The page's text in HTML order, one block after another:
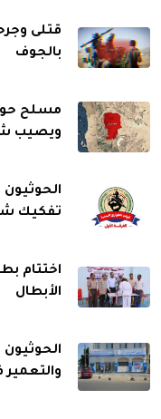
قتلى
بالجوف
مسلح
ويصيب
تفكيك
اختتام
الأبطال